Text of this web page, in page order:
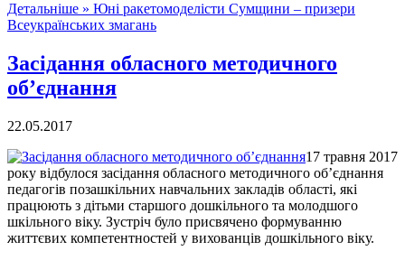
Детальніше » Юні ракетомоделісти Сумщини – призери
Всеукраїнських змагань
Засідання обласного методичного
об’єднання
22.05.2017
17 травня 2017
року відбулося засідання обласного методичного об’єднання
педагогів позашкільних навчальних закладів області, які
працюють з дітьми старшого дошкільного та молодшого
шкільного віку. Зустріч було присвячено формуванню
життєвих компетентностей у вихованців дошкільного віку.